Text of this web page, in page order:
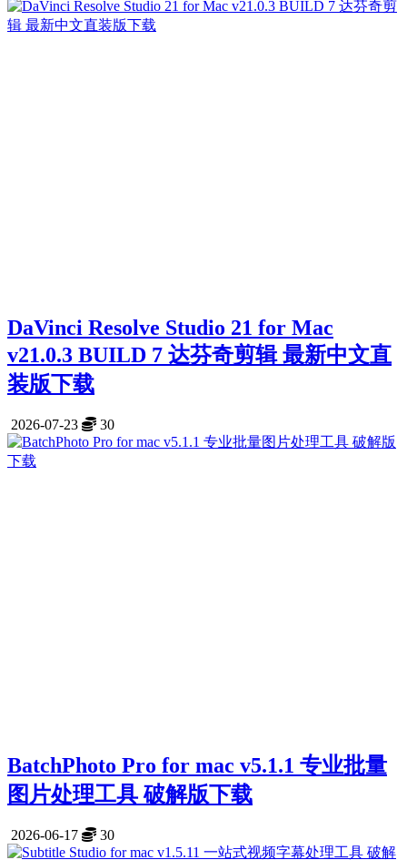
DaVinci Resolve Studio 21 for Mac
v21.0.3 BUILD 7 达芬奇剪辑 最新中文直
装版下载
2026-07-23 30
BatchPhoto Pro for mac v5.1.1 专业批量
图片处理工具 破解版下载
2026-06-17 30